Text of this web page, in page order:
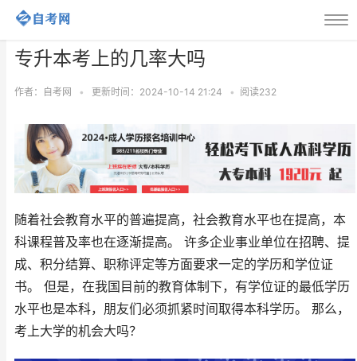
专升本考上的几率大吗
作者：自考网 • 更新时间：2024-10-14 21:24 • 阅读232
随着社会教育水平的普遍提高，社会教育水平也在提高，本
科课程普及率也在逐渐提高。 许多企业事业单位在招聘、提
成、积分结算、职称评定等方面要求一定的学历和学位证
书。 但是，在我国目前的教育体制下，有学位证的最低学历
水平也是本科，朋友们必须抓紧时间取得本科学历。 那么，
考上大学的机会大吗？